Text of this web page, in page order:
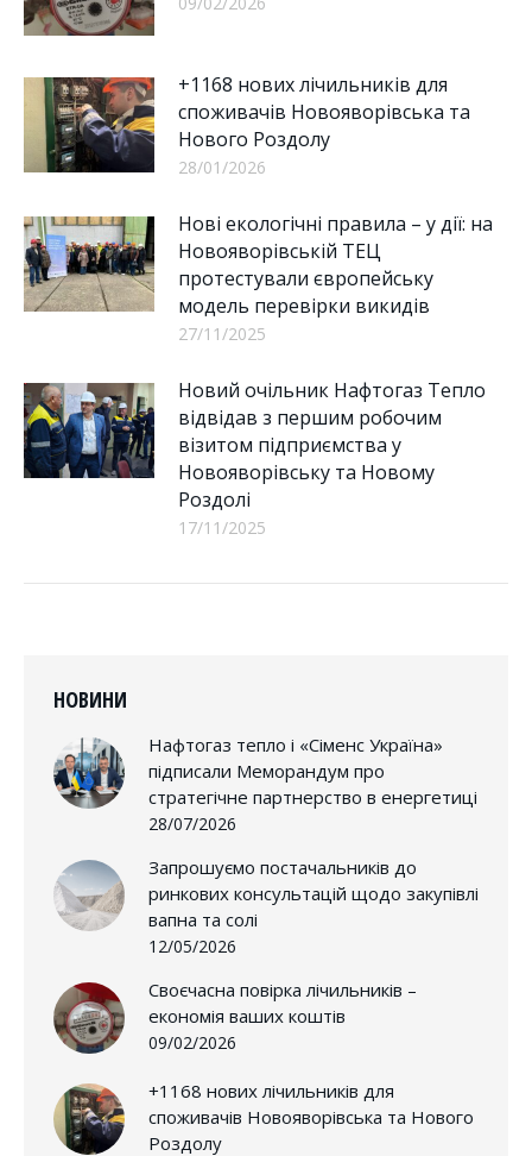
+1168 нових лічильників для
споживачів Новояворівська та
Нового Роздолу
28/01/2026
Нові екологічні правила – у дії: на
Новояворівській ТЕЦ
протестували європейську
модель перевірки викидів
27/11/2025
Новий очільник Нафтогаз Тепло
відвідав з першим робочим
візитом підприємства у
Новояворівську та Новому
Роздолі
17/11/2025
НОВИНИ
Нафтогаз тепло і «Сіменс Україна»
підписали Меморандум про
стратегічне партнерство в енергетиці
28/07/2026
Запрошуємо постачальників до
ринкових консультацій щодо закупівлі
вапна та солі
12/05/2026
Своєчасна повірка лічильників –
економія ваших коштів
09/02/2026
+1168 нових лічильників для
споживачів Новояворівська та Нового
Роздолу